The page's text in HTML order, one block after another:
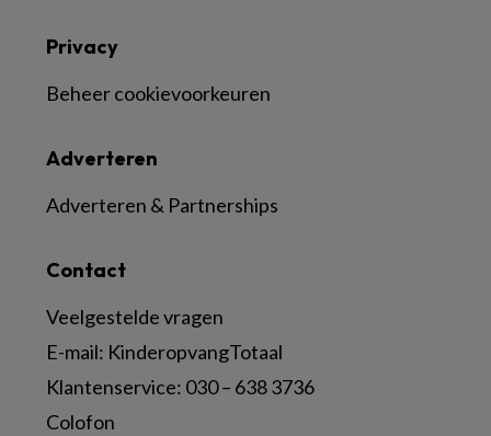
Contact
Veelgestelde vragen
E-mail: KinderopvangTotaal
Klantenservice: 030 – 638 3736
Colofon
Adverteren
Adverteren & Partnerships
Privacy
Beheer cookievoorkeuren